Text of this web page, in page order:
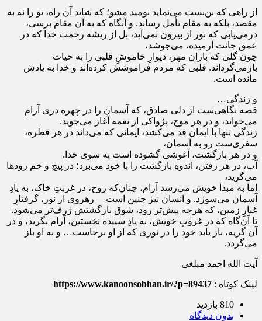
از راهی که بن‌بست می‌نماید نومید مشو؛ که شاید آن راه، تو را نه به
مقصد، بلکه به مقام تأمل رساند. و آنگاه که به آن مقام برسی،
درمی‌یابی که نور از بیرون نمی‌آید، بل از ریشه رحمت خدا که در
عمق جانت آرمیده، می‌جوشد،
چون گلی که باران مهر، دیوارِ خاموشِ قلبی را به حیات
بازمی‌گرداند. قلبی که مردم فراموشش کرده‌اند و خدا به یادش
مانده است.
و زندگی…
قصه نگاهی‌ست از دلی صادق، که آسمان را در چهره دری آرام
می‌خواند، و در هر موج، پژواکی از نغمه آغاز می‌جوید.
زندگی تنها با ایمان قد می‌کشد، ایمانی که می‌داند در هر قطره،
سفری‌ست رو به آسمان،
و در هر بازگشت، آغوشی گشوده است به سوی خدا.
آب، در هر رفتن، اندوهِ بازگشت را با خود می‌برد؛ در پیچ و خم رودها
می‌گرید،
اما به مبدأ خویش می‌رسد آرام، چنان‌که روح، در غربتِ خاک، به یادِ
آسمان می‌سوزد. و انسان نیز چنین است— رهروی از نور، گرفتارِ
غبارِ زمین، که هرچه پیش‌تر رود، شوق بازگشتش ژرف‌تر می‌شود.
تا آن‌گاه که در غروبِ خویش، به یادِ سپیده نخستین، آرام بگرید، و در
آن گریه، باز یابد خود را در نوری که از او برخاست… و به او باز
می‌گردد.
آیت الله احمد مبلغی
لینک کوتاه : https://www.kanoonsobhan.ir/?p=89437
810 بازدید
بدون دیدگاه